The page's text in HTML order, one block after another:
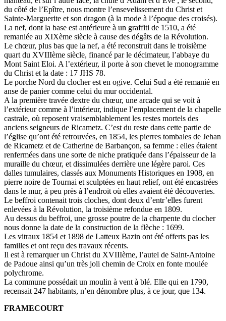
du côté de l’Epître, nous montre l’ensevelissement du Christ et
Sainte-Marguerite et son dragon (à la mode à l’époque des croisés).
La nef, dont la base est antérieure à un graffiti de 1510, a été
remaniée au XIXème siècle à cause des dégâts de la Révolution.
Le chœur, plus bas que la nef, a été reconstruit dans le troisième
quart du XVIIIème siècle, financé par le décimateur, l’abbaye du
Mont Saint Eloi. A l’extérieur, il porte à son chevet le monogramme
du Christ et la date : 17 JHS 78.
Le porche Nord du clocher est en ogive. Celui Sud a été remanié en
anse de panier comme celui du mur occidental.
A la première travée dextre du chœur, une arcade qui se voit à
l’extérieur comme à l’intérieur, indique l’emplacement de la chapelle
castrale, où reposent vraisemblablement les restes mortels des
anciens seigneurs de Ricametz. C’est du reste dans cette partie de
l’église qu’ont été retrouvées, en 1854, les pierres tombales de Jehan
de Ricametz et de Catherine de Barbançon, sa femme : elles étaient
renfermées dans une sorte de niche pratiquée dans l’épaisseur de la
muraille du chœur, et dissimulées derrière une légère paroi. Ces
dalles tumulaires, classés aux Monuments Historiques en 1908, en
pierre noire de Tournai et sculptées en haut relief, ont été encastrées
dans le mur, à peu près à l’endroit où elles avaient été découvertes.
Le beffroi contenait trois cloches, dont deux d’entr’elles furent
enlevées à la Révolution, la troisième refondue en 1809.
Au dessus du beffroi, une grosse poutre de la charpente du clocher
nous donne la date de la construction de la flèche : 1699.
Les vitraux 1854 et 1898 de Latteux Bazin ont été offerts pas les
familles et ont reçu des travaux récents.
Il est à remarquer un Christ du XVIIIème, l’autel de Saint-Antoine
de Padoue ainsi qu’un très joli chemin de Croix en fonte moulée
polychrome.
La commune possédait un moulin à vent à blé. Elle qui en 1790,
recensait 247 habitants, n’en dénombre plus, à ce jour, que 134.
FRAMECOURT